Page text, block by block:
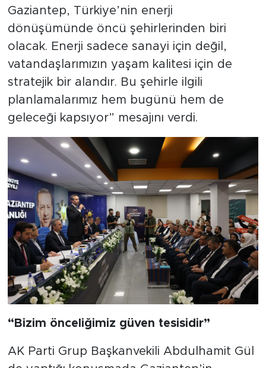
Gaziantep, Türkiye’nin enerji
dönüşümünde öncü şehirlerinden biri
olacak. Enerji sadece sanayi için değil,
vatandaşlarımızın yaşam kalitesi için de
stratejik bir alandır. Bu şehirle ilgili
planlamalarımız hem bugünü hem de
geleceği kapsıyor” mesajını verdi.
“Bizim önceliğimiz güven tesisidir”
AK Parti Grup Başkanvekili Abdulhamit Gül